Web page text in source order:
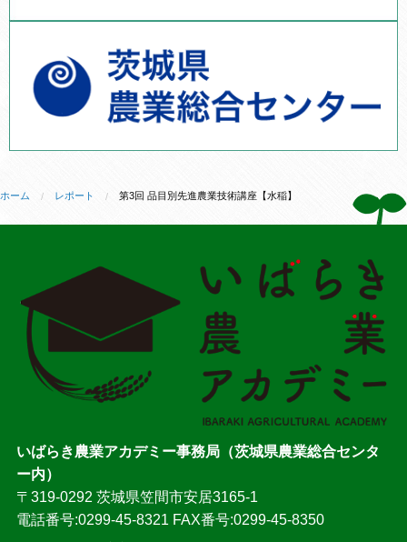
ホーム レポート 第3回 品目別先進農業技術講座【水稲】
いばらき農業アカデミー事務局（茨城県農業総合センタ
ー内）
〒319-0292 茨城県笠間市安居3165-1
電話番号:0299-45-8321 FAX番号:0299-45-8350